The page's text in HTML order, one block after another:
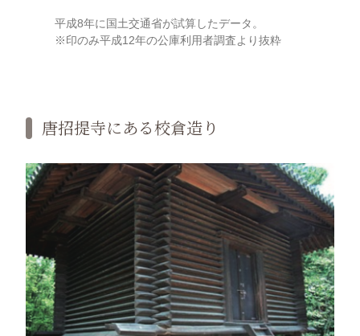
平成8年に国土交通省が試算したデータ。
※印のみ平成12年の公庫利用者調査より抜粋
唐招提寺にある校倉造り